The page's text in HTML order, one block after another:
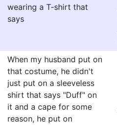
wearing a T-shirt that
says
When my husband put on
that costume, he didn't
just put on a sleeveless
shirt that says "Duff" on
it and a cape for some
reason, he put on